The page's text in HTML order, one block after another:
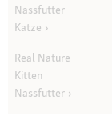
Nassfutter
Katze
Real Nature
Kitten
Nassfutter